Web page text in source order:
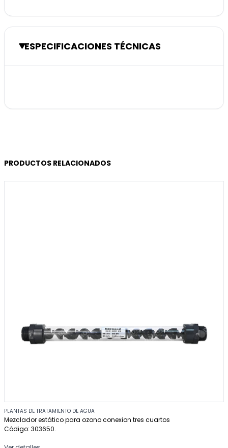
ESPECIFICACIONES TÉCNICAS
PRODUCTOS RELACIONADOS
PLANTAS DE TRATAMIENTO DE AGUA
Mezclador estático para ozono conexion tres cuartos
Código: 303650.